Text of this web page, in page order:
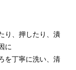
り、押したり、潰
に
を丁寧に洗い、清